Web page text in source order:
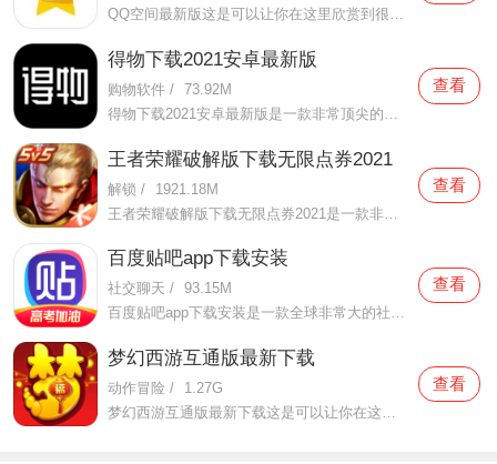
QQ空间最新版这是可以让你在这里欣赏到很多优质的内容欣赏体验的手机视频软件，在这里的内容有很多都是好友的动态，而且还有很多的互动功能可以让你跟好友之间的亲密度再次提升，大家在这里可以感受到很多优质的社交和很多有趣的心情分享，不仅可以跟人互动，这软件也是自己
得物下载2021安卓最新版
购物软件 / 73.92M
得物下载2021安卓最新版是一款非常顶尖的潮流购物软件。在这款得物下载2021安卓最新版中拥有非常多当下潮流的时尚单品以及各种各样的球鞋，在这里为了让用户们在购买的时候可以放心，你所购买的每一件商品都会经过专业的鉴定，这里面汇聚了数百位专业的鉴定师会对你所购买的商
查看
王者荣耀破解版下载无限点券2021
解锁 /
1921.18M
王者荣耀破解版下载无限点券2021是一款非常火热的手机游戏。在这款王者荣耀破解版下载无限点券2021中有着非常好用的辅助工具，在这里面你可以轻轻松松就获得点券的使用，而且还是可以无限使用的哦，完全没有受限制，只要你下载了这款王者荣耀破解版下载无限点券2021之后就可以
查看
百度贴吧app下载安装
社交聊天 / 93.15M
百度贴吧app下载安装是一款全球非常大的社交软件。在这款百度贴吧app下载安装里面汇聚了很多有共同兴趣的小伙伴们，在这里面有各种你会感兴趣的兴趣贴，同时你也会发现这里面有非常多的共同爱好的小伙伴，在这里面你还可以和他们一起玩耍，一起在帖子里畅所欲言，发挥你的脑
查看
梦幻西游互通版最新下载
动作冒险 /
1.27G
梦幻西游互通版最新下载这是可以让你在这里得到很多不一样的快乐互动内容的手机软件，不只是可以自由的去欣赏到很多不一样的欢乐内容，还有各种精彩的战斗模式可以给你全新的体验，大家在这里还可以自由的和很多的小伙伴们一起开心的进行各种战斗，进行有趣的开黑，感受到
查看